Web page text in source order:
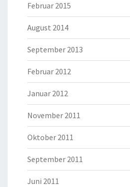
Februar 2015
August 2014
September 2013
Februar 2012
Januar 2012
November 2011
Oktober 2011
September 2011
Juni 2011